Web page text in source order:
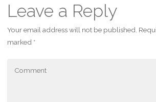
Leave a Reply
Your email address will not be published.
marked *